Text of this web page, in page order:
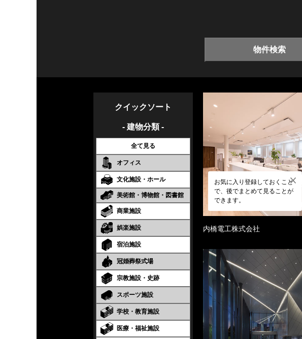
物件検索
クイックソート
- 建物分類 -
全て見る
オフィス
文化施設・ホール
美術館・博物館・図書館
商業施設
娯楽施設
宿泊施設
冠婚葬祭式場
宗教施設・史跡
スポーツ施設
学校・教育施設
医療・福祉施設
お気に入り登録しておくこと
で、後でまとめて見ることが
できます。
内橋電工株式会社